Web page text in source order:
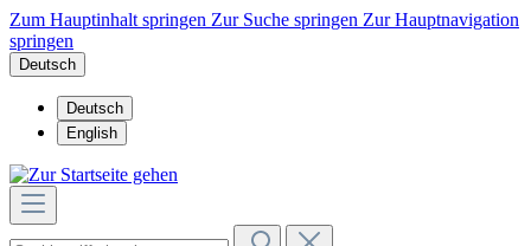
Zum Hauptinhalt springen Zur Suche springen Zur Hauptnavigation
springen
Deutsch
Deutsch
English